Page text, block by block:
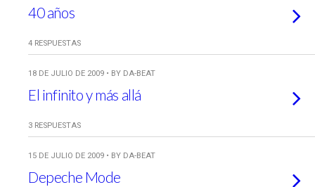
40 años
4 RESPUESTAS
18 DE JULIO DE 2009 • BY DA-BEAT
El infinito y más allá
3 RESPUESTAS
15 DE JULIO DE 2009 • BY DA-BEAT
Depeche Mode